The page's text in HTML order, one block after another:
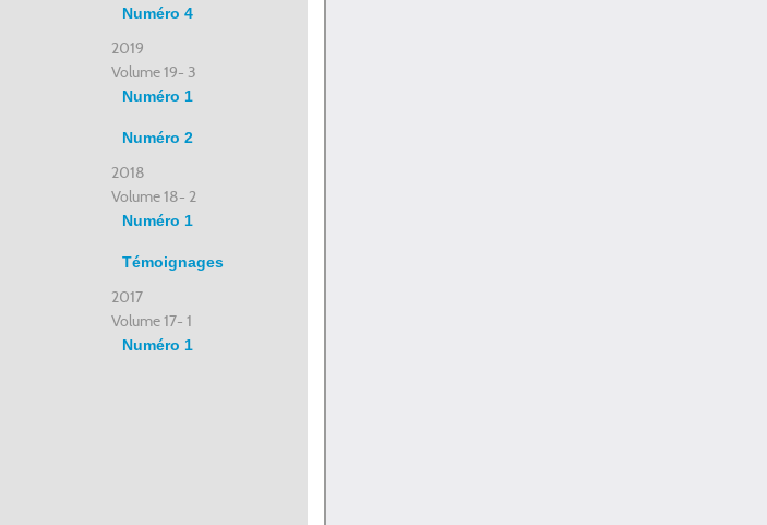
Numéro 4
2019
Volume 19- 3
Numéro 1
Numéro 2
2018
Volume 18- 2
Numéro 1
Témoignages
2017
Volume 17- 1
Numéro 1